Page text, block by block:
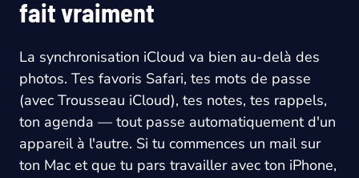
fait vraiment
La synchronisation iCloud va bien au-delà des
photos. Tes favoris Safari, tes mots de passe
(avec Trousseau iCloud), tes notes, tes rappels,
ton agenda — tout passe automatiquement d'un
appareil à l'autre. Si tu commences un mail sur
ton Mac et que tu pars travailler avec ton iPhone,